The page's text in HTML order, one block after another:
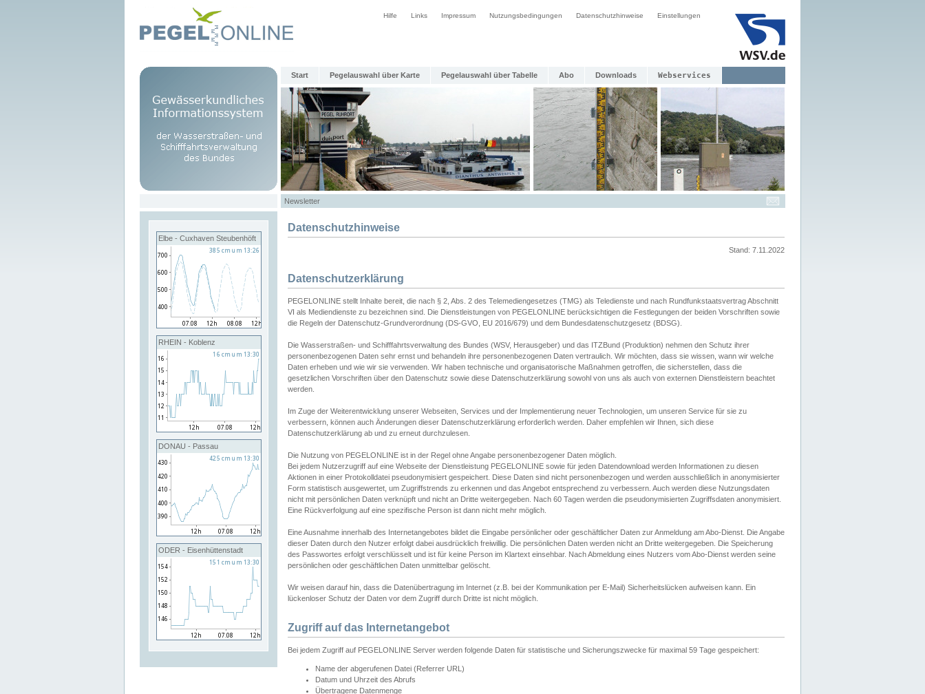
Hilfe Links Impressum Nutzungsbedingungen Datenschutzhinweise Einstellungen
Start Pegelauswahl über Karte Pegelauswahl über Tabelle Abo Downloads Webservices
Newsletter
Elbe - Cuxhaven Steubenhöft
RHEIN - Koblenz
DONAU - Passau
ODER - Eisenhüttenstadt
Datenschutzhinweise
Stand: 7.11.2022
Datenschutzerklärung
PEGELONLINE stellt Inhalte bereit, die nach § 2, Abs. 2 des Telemediengesetzes (TMG) als Teledienste und nach Rundfunkstaatsvertrag Abschnitt
VI als Mediendienste zu bezeichnen sind. Die Dienstleistungen von PEGELONLINE berücksichtigen die Festlegungen der beiden Vorschriften sowie
die Regeln der Datenschutz-Grundverordnung (DS-GVO, EU 2016/679) und dem Bundesdatenschutzgesetz (BDSG).
Die Wasserstraßen- und Schifffahrtsverwaltung des Bundes (WSV, Herausgeber) und das ITZBund (Produktion) nehmen den Schutz ihrer
personenbezogenen Daten sehr ernst und behandeln ihre personenbezogenen Daten vertraulich. Wir möchten, dass sie wissen, wann wir welche
Daten erheben und wie wir sie verwenden. Wir haben technische und organisatorische Maßnahmen getroffen, die sicherstellen, dass die
gesetzlichen Vorschriften über den Datenschutz sowie diese Datenschutzerklärung sowohl von uns als auch von externen Dienstleistern beachtet
werden.
Im Zuge der Weiterentwicklung unserer Webseiten, Services und der Implementierung neuer Technologien, um unseren Service für sie zu
verbessern, können auch Änderungen dieser Datenschutzerklärung erforderlich werden. Daher empfehlen wir Ihnen, sich diese
Datenschutzerklärung ab und zu erneut durchzulesen.
Die Nutzung von PEGELONLINE ist in der Regel ohne Angabe personenbezogener Daten möglich.
Bei jedem Nutzerzugriff auf eine Webseite der Dienstleistung PEGELONLINE sowie für jeden Datendownload werden Informationen zu diesen
Aktionen in einer Protokolldatei pseudonymisiert gespeichert. Diese Daten sind nicht personenbezogen und werden ausschließlich in anonymisierter
Form statistisch ausgewertet, um Zugriffstrends zu erkennen und das Angebot entsprechend zu verbessern. Auch werden diese Nutzungsdaten
nicht mit persönlichen Daten verknüpft und nicht an Dritte weitergegeben. Nach 60 Tagen werden die pseudonymisierten Zugriffsdaten anonymisiert.
Eine Rückverfolgung auf eine spezifische Person ist dann nicht mehr möglich.
Eine Ausnahme innerhalb des Internetangebotes bildet die Eingabe persönlicher oder geschäftlicher Daten zur Anmeldung am Abo-Dienst. Die Angabe
dieser Daten durch den Nutzer erfolgt dabei ausdrücklich freiwillig. Die persönlichen Daten werden nicht an Dritte weitergegeben. Die Speicherung
des Passwortes erfolgt verschlüsselt und ist für keine Person im Klartext einsehbar. Nach Abmeldung eines Nutzers vom Abo-Dienst werden seine
persönlichen oder geschäftlichen Daten unmittelbar gelöscht.
Wir weisen darauf hin, dass die Datenübertragung im Internet (z.B. bei der Kommunikation per E-Mail) Sicherheitslücken aufweisen kann. Ein
lückenloser Schutz der Daten vor dem Zugriff durch Dritte ist nicht möglich.
Zugriff auf das Internetangebot
Bei jedem Zugriff auf PEGELONLINE Server werden folgende Daten für statistische und Sicherungszwecke für maximal 59 Tage gespeichert:
Name der abgerufenen Datei (Referrer URL)
Datum und Uhrzeit des Abrufs
Übertragene Datenmenge